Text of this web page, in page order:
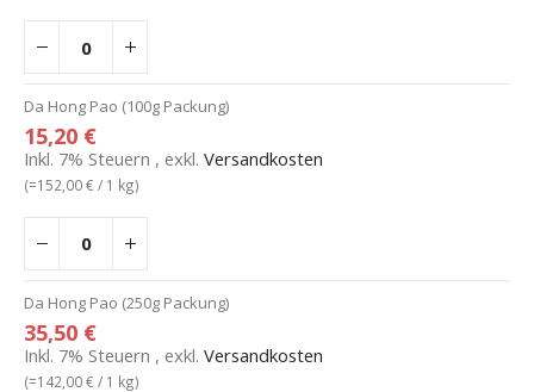
Da Hong Pao (100g Packung)
15,20 €
Inkl. 7% Steuern , exkl. Versandkosten
(=152,00 € / 1 kg)
Da Hong Pao (250g Packung)
35,50 €
Inkl. 7% Steuern , exkl. Versandkosten
(=142,00 € / 1 kg)